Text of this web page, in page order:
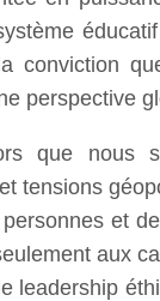
conviction
perspective
que nous
tensions
et
aux
leadership